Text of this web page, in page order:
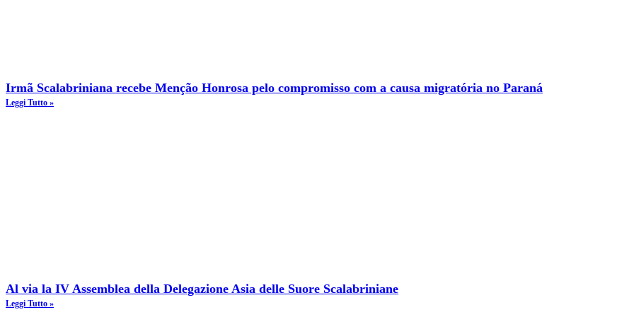
Irmã Scalabriniana recebe Menção Honrosa pelo compromisso com a causa migratória no Paraná
Leggi Tutto »
Al via la IV Assemblea della Delegazione Asia delle Suore Scalabriniane
Leggi Tutto »